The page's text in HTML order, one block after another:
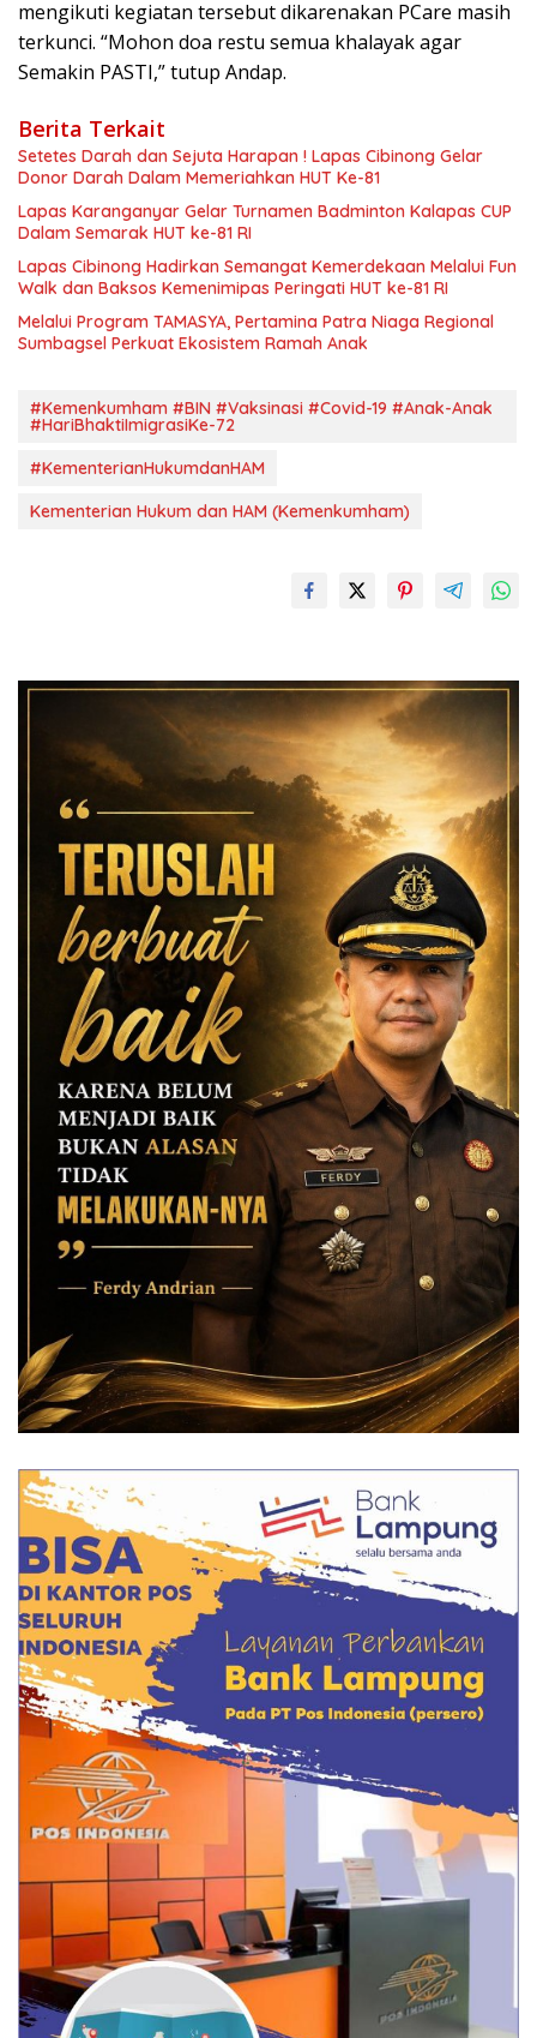
mengikuti kegiatan tersebut dikarenakan PCare masih
terkunci. “Mohon doa restu semua khalayak agar
Semakin PASTI,” tutup Andap.
Berita Terkait
Setetes Darah dan Sejuta Harapan ! Lapas Cibinong Gelar
Donor Darah Dalam Memeriahkan HUT Ke-81
Lapas Karanganyar Gelar Turnamen Badminton Kalapas CUP
Dalam Semarak HUT ke-81 RI
Lapas Cibinong Hadirkan Semangat Kemerdekaan Melalui Fun
Walk dan Baksos Kemenimipas Peringati HUT ke-81 RI
Melalui Program TAMASYA, Pertamina Patra Niaga Regional
Sumbagsel Perkuat Ekosistem Ramah Anak
#Kemenkumham #BIN #Vaksinasi #Covid-19 #Anak-Anak
#HariBhaktiImigrasiKe-72
#KementerianHukumdanHAM
Kementerian Hukum dan HAM (Kemenkumham)